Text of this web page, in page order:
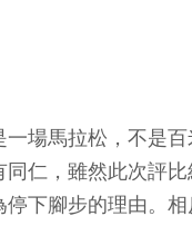
一場馬拉松，不是
仁，雖然此次評比
停下腳步的理由。